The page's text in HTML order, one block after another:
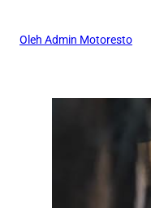
Oleh Admin Motoresto